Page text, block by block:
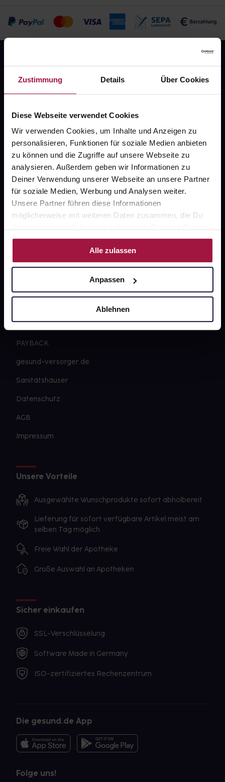
Zustimmung Details Über Cookies
Diese Webseite verwendet Cookies
Wir verwenden Cookies, um Inhalte und Anzeigen zu
personalisieren, Funktionen für soziale Medien anbieten
zu können und die Zugriffe auf unsere Webseite zu
analysieren. Außerdem geben wir Informationen zu
Deiner Verwendung unserer Webseite an unsere Partner
für soziale Medien, Werbung und Analysen weiter.
Unsere Partner führen diese Informationen
möglicherweise mit weiteren Daten zusammen, die Du
Nutzung der Dienste gesammelt haben.
Alle zulassen
Anpassen
Ablehnen
Kontakt
FAQ
Widerrufsformular
Über uns
Barrierefreiheitserklärung
PAYBACK
gesund-versorger.de
Sanitätshäuser
Datenschutz
AGB
Impressum
Unsere Vorteile
Ausgewählte Wunschprodukte sofort abholbereit
Lieferung für sofort verfügbare Artikel meist am
selben Tag möglich
Freie Wahl der Apotheke
Große Auswahl an Apotheken
Sicher einkaufen
SSL-Verschlüsselung
Software Made in Germany
ISO-zertifiziertes Rechenzentrum
Die gesund.de App
Folge uns!